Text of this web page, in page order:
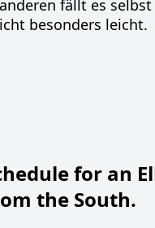
fällt es
besonders leicht.
for an
the South.